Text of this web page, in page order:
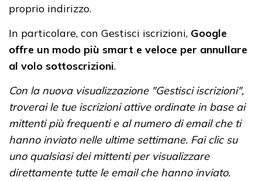
proprio indirizzo.
In particolare, con Gestisci iscrizioni, Google
offre un modo più smart e veloce per annullare
al volo sottoscrizioni.
Con la nuova visualizzazione "Gestisci iscrizioni",
troverai le tue iscrizioni attive ordinate in base ai
mittenti più frequenti e al numero di email che ti
hanno inviato nelle ultime settimane. Fai clic su
uno qualsiasi dei mittenti per visualizzare
direttamente tutte le email che hanno inviato.